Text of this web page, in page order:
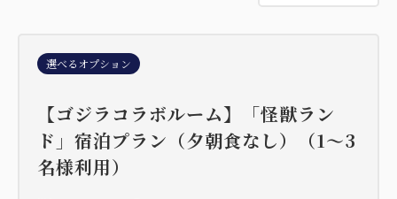
選べるオプション
【ゴジラコラボルーム】「怪獣ラン
ド」宿泊プラン（夕朝食なし）（1～3
名様利用）